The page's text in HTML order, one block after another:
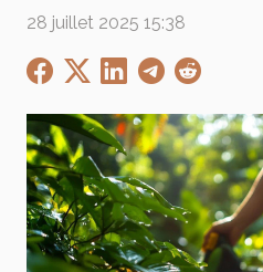
28 juillet 2025 15:38